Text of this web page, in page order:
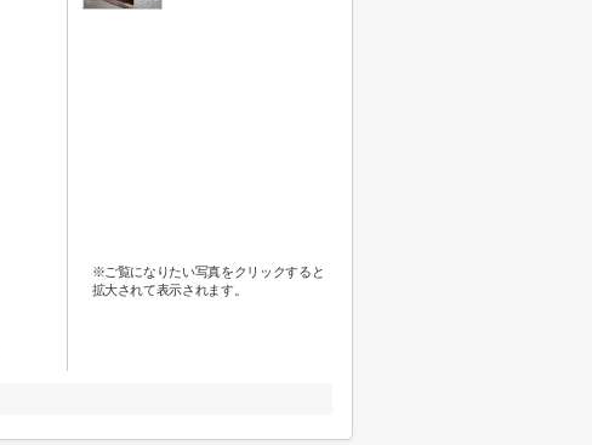
※ご覧になりたい写真をクリックすると
拡大されて表示されます。